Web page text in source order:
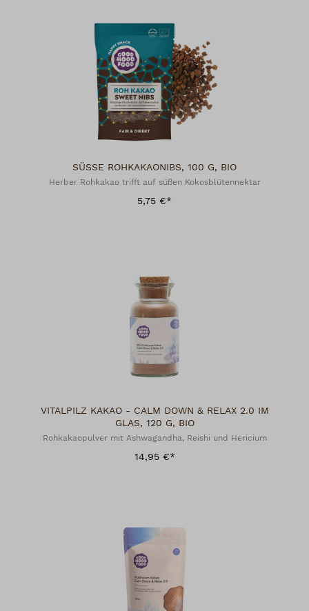
SÜSSE ROHKAKAONIBS, 100 G, BIO
Herber Rohkakao trifft auf süßen Kokosblütennektar
5,75 €*
VITALPILZ KAKAO - CALM DOWN & RELAX 2.0 IM
GLAS, 120 G, BIO
Rohkakaopulver mit Ashwagandha, Reishi und Hericium
14,95 €*